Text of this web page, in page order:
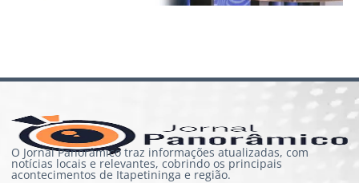
O Jornal Panorâmico traz informações atualizadas, com
notícias locais e relevantes, cobrindo os principais
acontecimentos de Itapetininga e região.